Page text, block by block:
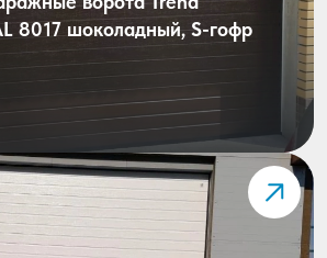
8017 шоколадный, S-гофр